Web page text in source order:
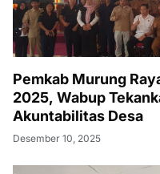
Pemkab Murung
2025, Wabup
Akuntabilitas Desa
Desember 10, 2025